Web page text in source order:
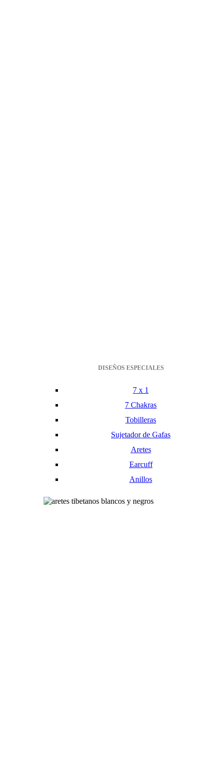
DISEÑOS ESPECIALES
7 x 1
7 Chakras
Tobilleras
Sujetador de Gafas
Aretes
Earcuff
Anillos